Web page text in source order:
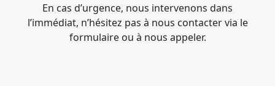
En cas d’urgence, nous intervenons dans
l’immédiat, n’hésitez pas à nous contacter via le
formulaire ou à nous appeler.